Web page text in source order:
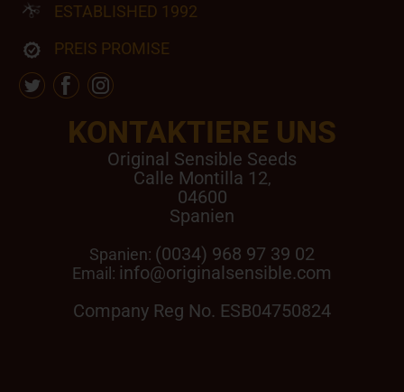
KONTAKTIERE UNS
Original Sensible Seeds
Calle Montilla 12,
04600
Spanien
Spanien: (0034) 968 97 39 02
Email: info@originalsensible.com
Company Reg No. ESB04750824
ESTABLISHED 1992
PREIS PROMISE